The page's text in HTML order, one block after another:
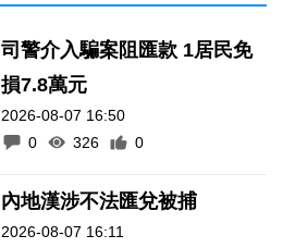
司警介入騙案阻匯款 1居民免
損7.8萬元
2026-08-07 16:50
0
326 0
內地漢涉不法匯兌被捕
2026-08-07 16:11